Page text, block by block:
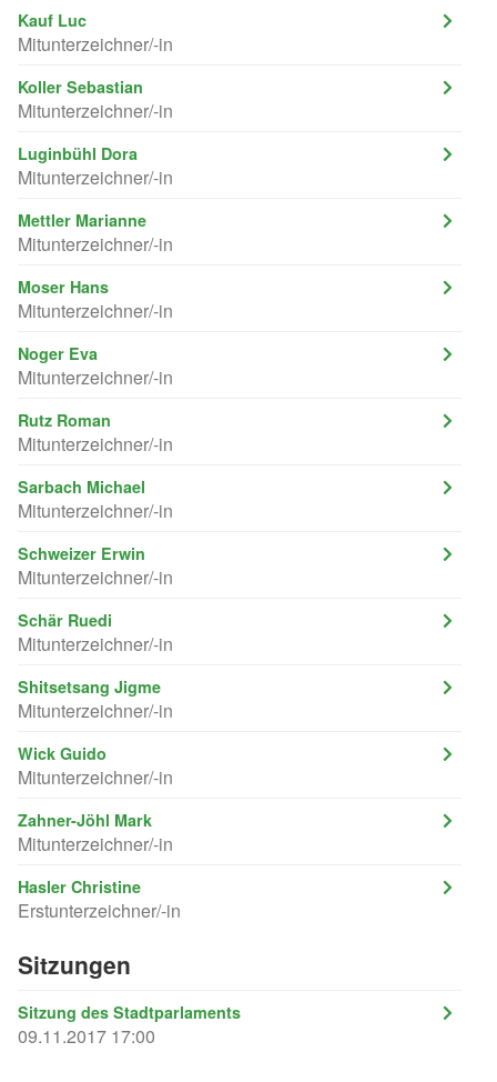
Kauf Luc
Mitunterzeichner/-in
Koller Sebastian
Mitunterzeichner/-in
Luginbühl Dora
Mitunterzeichner/-in
Mettler Marianne
Mitunterzeichner/-in
Moser Hans
Mitunterzeichner/-in
Noger Eva
Mitunterzeichner/-in
Rutz Roman
Mitunterzeichner/-in
Sarbach Michael
Mitunterzeichner/-in
Schweizer Erwin
Mitunterzeichner/-in
Schär Ruedi
Mitunterzeichner/-in
Shitsetsang Jigme
Mitunterzeichner/-in
Wick Guido
Mitunterzeichner/-in
Zahner-Jöhl Mark
Mitunterzeichner/-in
Hasler Christine
Erstunterzeichner/-in
Sitzungen
Sitzung des Stadtparlaments
09.11.2017 17:00